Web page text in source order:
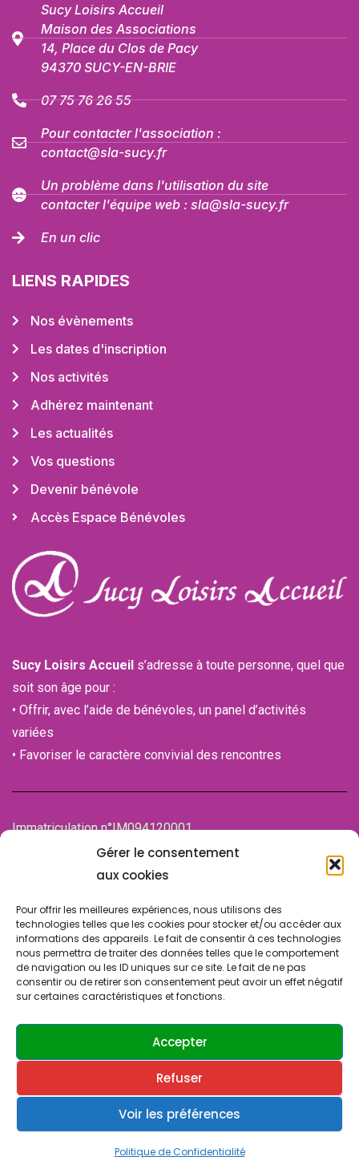
Gérer le consentement
aux cookies
Pour offrir les meilleures expériences, nous utilisons des
technologies telles que les cookies pour stocker et/ou accéder aux
informations des appareils. Le fait de consentir à ces technologies
nous permettra de traiter des données telles que le comportement
de navigation ou les ID uniques sur ce site. Le fait de ne pas
consentir ou de retirer son consentement peut avoir un effet négatif
sur certaines caractéristiques et fonctions.
Accepter
Refuser
Voir les préférences
Politique de Confidentialité
0
Sucy Loisirs Accueil
Maison des Associations
14, Place du Clos de Pacy
94370 SUCY-EN-BRIE
07 75 76 26 55
Pour contacter l'association :
contact@sla-sucy.fr
Un problème dans l'utilisation du site
contacter l'équipe web : sla@sla-sucy.fr
En un clic
LIENS RAPIDES
Nos évènements
Les dates d'inscription
Nos activités
Adhérez maintenant
Les actualités
Vos questions
Devenir bénévole
Accès Espace Bénévoles
Sucy Loisirs Accueil s’adresse à toute personne, quel que
soit son âge pour :
• Offrir, avec l’aide de bénévoles, un panel d’activités
variées
• Favoriser le caractère convivial des rencontres
Immatriculation n°IM094120001
de la Chambre des associations (CDA)
94100 SAINT-MAUR-DES-FOSSES
Design & Développement par
Politique de confidentialité
Cookies & vie privée